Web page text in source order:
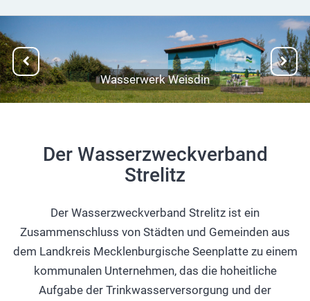
Wasserwerk Weisdin
Previous Next
Der Wasserzweckverband
Strelitz
Der Wasserzweckverband Strelitz ist ein
Zusammenschluss von Städten und Gemeinden aus
dem Landkreis Mecklenburgische Seenplatte zu einem
kommunalen Unternehmen, das die hoheitliche
Aufgabe der Trinkwasserversorgung und der